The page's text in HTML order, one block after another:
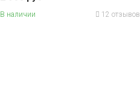
В наличии 12 отзывов